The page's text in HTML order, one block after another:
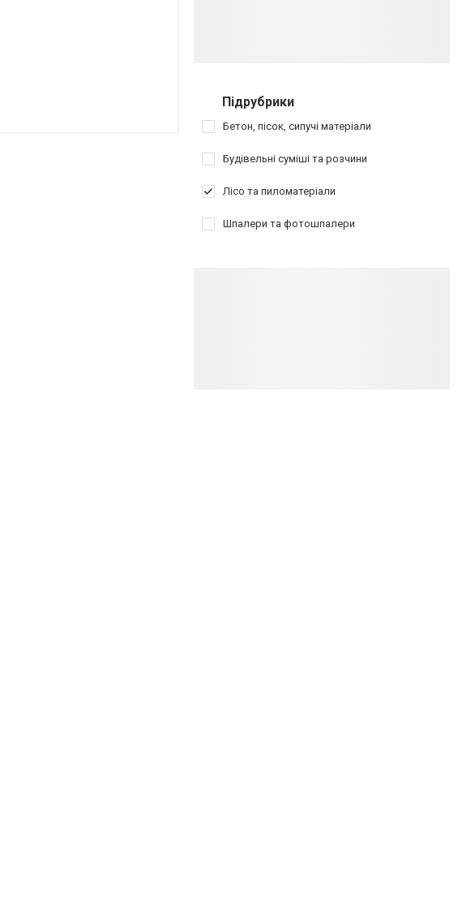
Підрубрики
Бетон, пісок, сипучі матеріали
Будівельні суміші та розчини
Лісо та пиломатеріали
Шпалери та фотошпалери